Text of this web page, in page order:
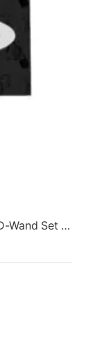
LEDVenture 2.6 XR 5,00m x 3,00m LED-Wand Set 03 – Fliegend [5:3]